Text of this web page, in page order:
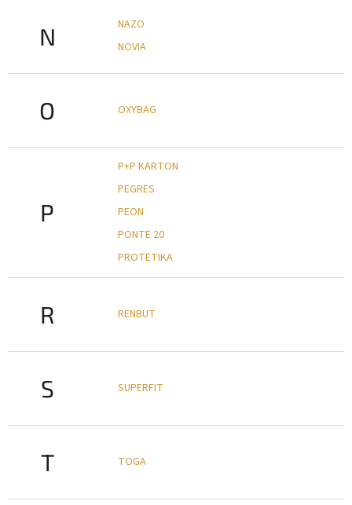
N
NAZO
NOVIA
O OXYBAG
P
P+P KARTON
PEGRES
PEON
PONTE 20
PROTETIKA
R RENBUT
S SUPERFIT
T TOGA